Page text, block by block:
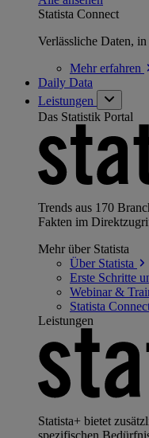
Statista Connect
Verlässliche Daten,
Mehrerfahren
Daily Data
Leistungen
Das Statistik Portal
Trends aus 170
Fakten im
Mehr über Statista
Über Statista
Erste Schritte
Webinar &
Statista
Leistungen
Statista+ bietet
spezifischen